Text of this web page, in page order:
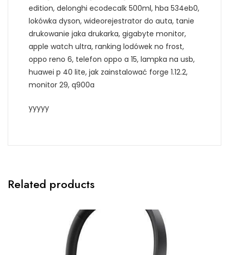
edition, delonghi ecodecalk 500ml, hba 534eb0,
lokówka dyson, wideorejestrator do auta, tanie
drukowanie jaka drukarka, gigabyte monitor,
apple watch ultra, ranking lodówek no frost,
oppo reno 6, telefon oppo a 15, lampka na usb,
huawei p 40 lite, jak zainstalować forge 1.12.2,
monitor 29, q900a
yyyyy
Related products